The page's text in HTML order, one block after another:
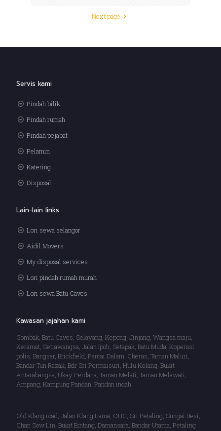
Next page
Servis kami
Pindah bilik
Pindah rumah
Pindah pejabat
Pelamin
Katering
Disposal
Lain-lain links
Lori sewa selangor
Aidil Movers
My disposal services
Lori pindah rumah murah
Lori sewa Batu Caves
Kawasan jajahan kami
Gombak, Batu Caves, Selayang, Kepong, Jinjang, Wangsa maju,
Keramat, Setiawangsa, Jalan Ipoh, Setapak, Batu Muda, Koperasi
polis, Bangsar, Brickfield, Pantai Dalam, Cheras, Taman Maluri,
Bandar Tun Razak, Bdr Sri Permaisuri, Hulu Kelang, Bukit
Antarabangsa, Ukay Perdana, Taman Melati, Taman Melawati,
Ampang, Kampung Pandan, Pandan indah
Old Klang road, Jalan Klang Lama, OUG, Sri Petaling, Sungai Besi,
Chan Sow Lin, Bukit Bintang, Damansara, Bandar Utama, Petaling